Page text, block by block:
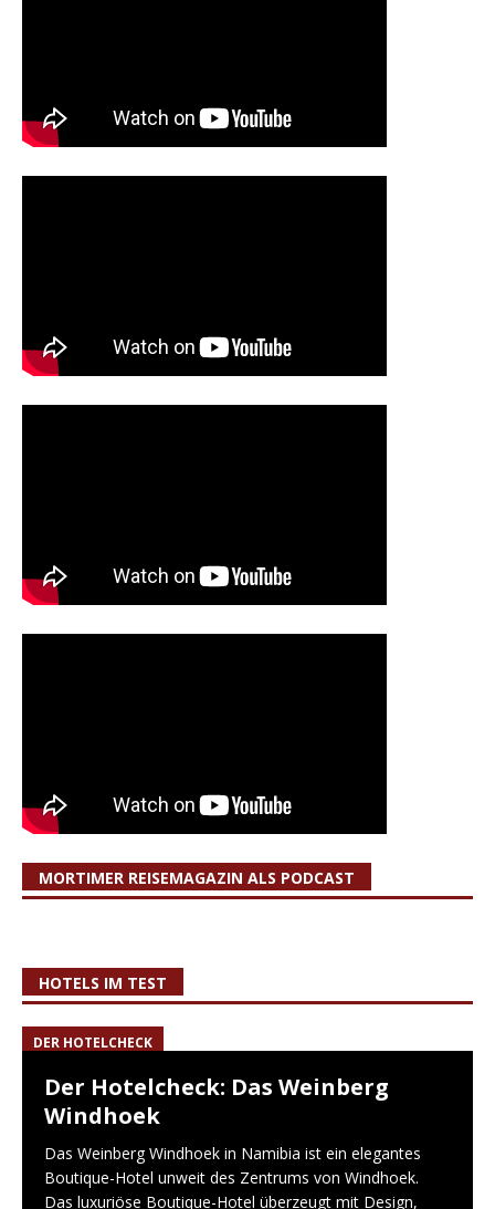
MORTIMER REISEMAGAZIN ALS PODCAST
HOTELS IM TEST
DER HOTELCHECK
Der Hotelcheck: Das Weinberg
Windhoek
Das Weinberg Windhoek in Namibia ist ein elegantes
Boutique-Hotel unweit des Zentrums von Windhoek.
Das luxuriöse Boutique-Hotel überzeugt mit Design,